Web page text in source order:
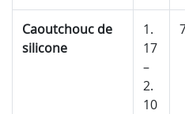
Caoutchouc de
silicone
1.
17
–
2.
10